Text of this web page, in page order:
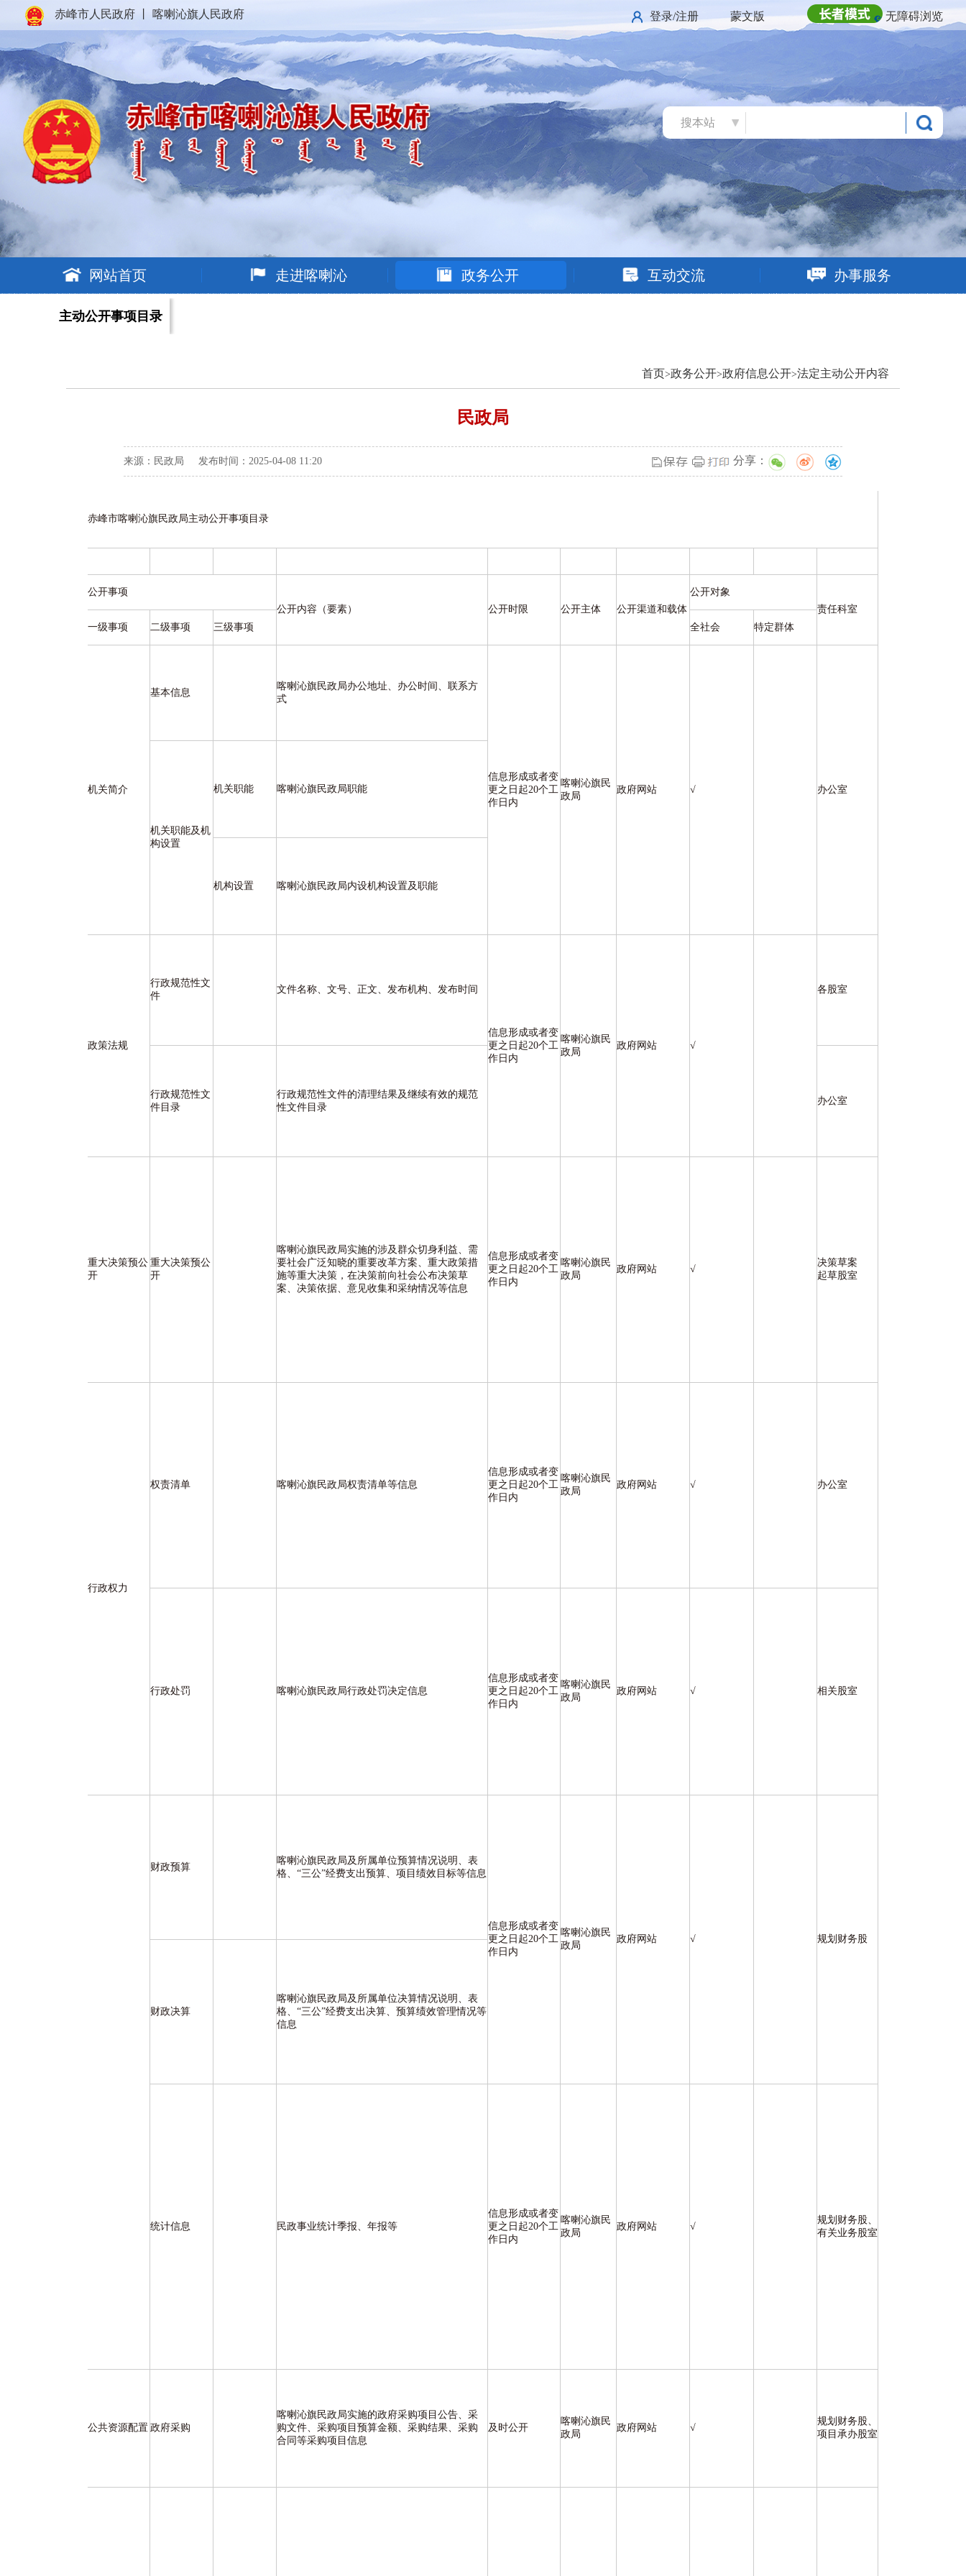
赤峰市人民政府 喀喇沁旗人民政府 登录/注册 蒙文版 无障碍浏览
搜本站
网站首页 走进喀喇沁 政务公开 互动交流 办事服务
主动公开事项目录
首页>政务公开>政府信息公开>法定主动公开内容
民政局
来源：民政局 发布时间：2025-04-08 11:20 分享：
赤峰市喀喇沁旗民政局主动公开事项目录
公开事项
公开内容（要素）
公开时限 公开主体 公开渠道和载体
公开对象
责任科室
一级事项
二级事项 三级事项 全社会 特定群体
机关简介
基本信息
喀喇沁旗民政局办公地址、办公时间、联系方
式
信息形成或者变
更之日起20个工
作日内
喀喇沁旗民
政局
政府网站 √ 办公室
机关职能及机
构设置
机关职能 喀喇沁旗民政局职能
机构设置 喀喇沁旗民政局内设机构设置及职能
政策法规
行政规范性文
件
文件名称、文号、正文、发布机构、发布时间
信息形成或者变
更之日起20个工
作日内
喀喇沁旗民
政局
政府网站 √
各股室
行政规范性文
件目录
行政规范性文件的清理结果及继续有效的规范
性文件目录
办公室
重大决策预公
开
重大决策预公
开
喀喇沁旗民政局实施的涉及群众切身利益、需
要社会广泛知晓的重要改革方案、重大政策措
施等重大决策，在决策前向社会公布决策草
案、决策依据、意见收集和采纳情况等信息
信息形成或者变
更之日起20个工
作日内
喀喇沁旗民
政局
政府网站 √
决策草案
起草股室
行政权力
权责清单 喀喇沁旗民政局权责清单等信息
信息形成或者变
更之日起20个工
作日内
喀喇沁旗民
政局
政府网站 √ 办公室
行政处罚 喀喇沁旗民政局行政处罚决定信息
信息形成或者变
更之日起20个工
作日内
喀喇沁旗民
政局
政府网站 √ 相关股室
财政预算
喀喇沁旗民政局及所属单位预算情况说明、表
格、“三公”经费支出预算、项目绩效目标等信息
信息形成或者变
更之日起20个工
作日内
喀喇沁旗民
政局
政府网站 √ 规划财务股
财政决算
喀喇沁旗民政局及所属单位决算情况说明、表
格、“三公”经费支出决算、预算绩效管理情况等
信息
统计信息 民政事业统计季报、年报等
信息形成或者变
更之日起20个工
作日内
喀喇沁旗民
政局
政府网站 √
规划财务股、
有关业务股室
公共资源配置 政府采购
喀喇沁旗民政局实施的政府采购项目公告、采
购文件、采购项目预算金额、采购结果、采购
合同等采购项目信息
及时公开
喀喇沁旗民
政局
政府网站 √
规划财务股、
项目承办股室